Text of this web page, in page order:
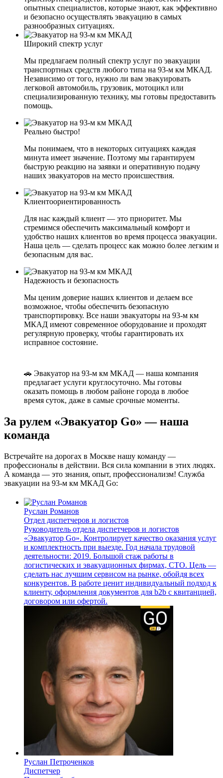
опытных специалистов, которые знают, как эффективно
и безопасно осуществлять эвакуацию в самых
разнообразных ситуациях.
Широкий спектр услуг
Мы предлагаем полный спектр услуг по эвакуации
транспортных средств любого типа на 93-м км МКАД.
Независимо от того, нужно ли вам эвакуировать
легковой автомобиль, грузовик, мотоцикл или
специализированную технику, мы готовы предоставить
помощь.
Реально быстро!
Мы понимаем, что в некоторых ситуациях каждая
минута имеет значение. Поэтому мы гарантируем
быструю реакцию на заявки и оперативную подачу
наших эвакуаторов на место происшествия.
Клиентоориентированность
Для нас каждый клиент — это приоритет. Мы
стремимся обеспечить максимальный комфорт и
удобство наших клиентов во время процесса эвакуации.
Наша цель — сделать процесс как можно более легким и
безопасным для вас.
Надежность и безопасность
Мы ценим доверие наших клиентов и делаем все
возможное, чтобы обеспечить безопасную
транспортировку. Все наши эвакуаторы на 93-м км
МКАД имеют современное оборудование и проходят
регулярную проверку, чтобы гарантировать их
исправное состояние.
🚗 Эвакуатор на 93-м км МКАД — наша компания
предлагает услуги круглосуточно. Мы готовы
оказать помощь в любом районе города в любое
время суток, даже в самые срочные моменты.
За рулем «Эвакуатор Go» — наша
команда
Встречайте на дорогах в Москве нашу команду —
профессионалы в действии. Вся сила компании в этих людях.
А команда — это знания, опыт, профессионализм! Служба
эвакуации на 93-м км МКАД Go:
Руслан Романов
Отдел диспетчеров и логистов
Руководитель отдела диспетчеров и логистов
«Эвакуатор Go». Контролирует качество оказания услуг
и комплектность при выезде. Год начала трудовой
деятельности: 2019. Большой стаж работы в
логистических и эвакуационных фирмах, СТО. Цель —
сделать нас лучшим сервисом на рынке, обойдя всех
конкурентов. В работе ценит индивидуальный подход к
клиенту, оформления документов для b2b с квитанцией,
договором или офертой.
Руслан Петроченков
Диспетчер